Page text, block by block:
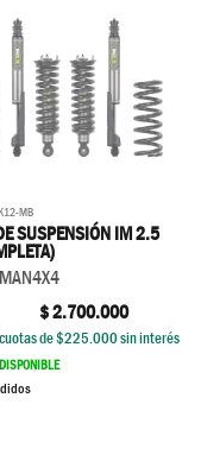
MB
SUSPENSIÓN IM 2.5
$2.700.000
cuotas de $225.000sin interés